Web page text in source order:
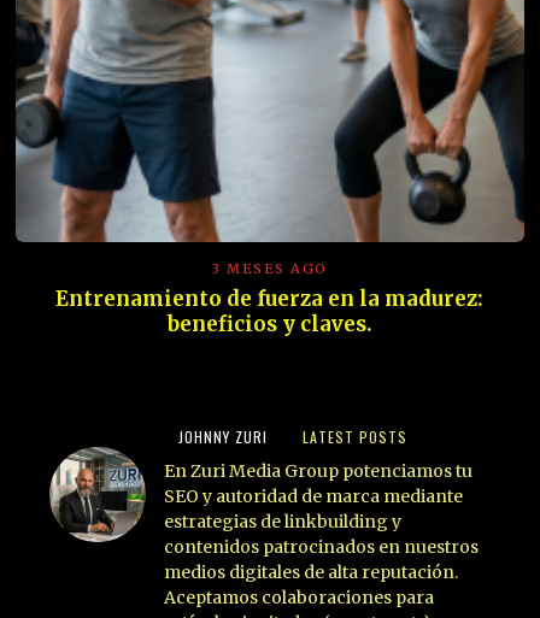
3 MESES AGO
Entrenamiento de fuerza en la madurez:
beneficios y claves.
JOHNNY ZURI LATEST POSTS
En Zuri Media Group potenciamos tu
SEO y autoridad de marca mediante
estrategias de linkbuilding y
contenidos patrocinados en nuestros
medios digitales de alta reputación.
Aceptamos colaboraciones para